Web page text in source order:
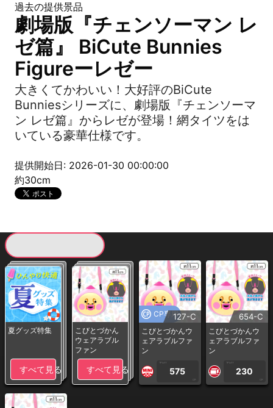
過去の提供景品
劇場版『チェンソーマン レ
ゼ篇』 BiCute Bunnies
Figureーレゼー
大きくてかわいい！大好評のBiCute
Bunniesシリーズに、劇場版『チェンソーマ
ン レゼ篇』からレゼが登場！網タイツをは
いている豪華仕様です。
提供開始日: 2026-01-30 00:00:00
約30cm
夏グッズ特集
すべて見る
こびとづかん
ウェアラブル
ファン
すべて見る
CP専用127-C
こびとづかんウ
ェアラブルファ
ン
1PLAY
575
CP
654-C
こびとづかんウ
ェアラブルファ
ン
1PLAY
230
CP